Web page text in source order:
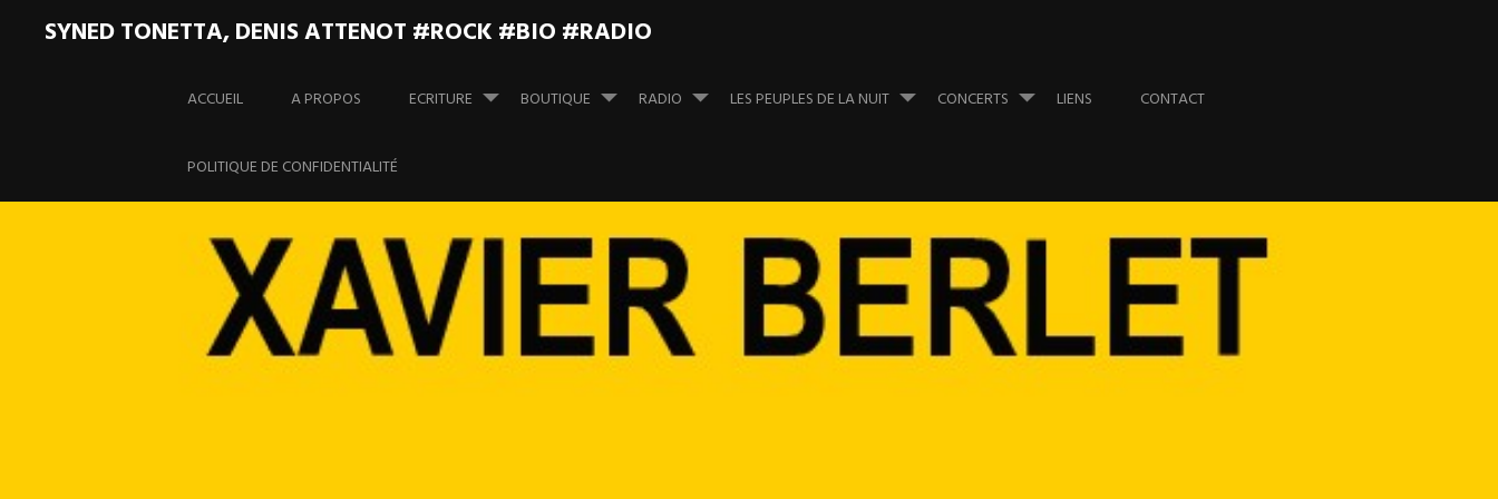
SYNED TONETTA, DENIS ATTENOT #ROCK #BIO #RADIO
au
ACCUEIL A PROPOS ECRITURE BOUTIQUE RADIO LES PEUPLES DE LA NUIT CONCERTS LIENS CONTACT
POLITIQUE DE CONFIDENTIALITÉ